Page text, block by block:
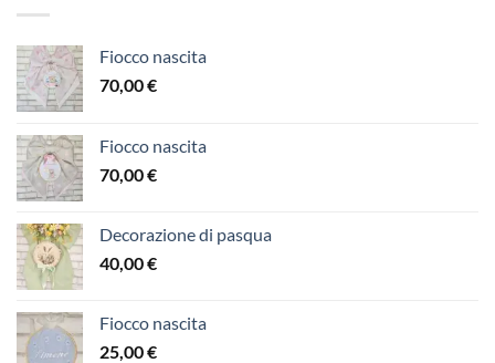
Fiocco nascita
70,00€
Fiocco nascita
70,00€
Decorazione di pasqua
40,00€
Fiocco nascita
25,00€